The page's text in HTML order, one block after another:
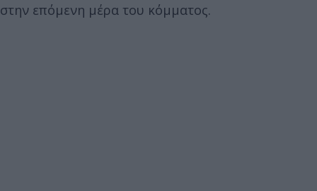
στην επόμενη μέρα του κόμματος.